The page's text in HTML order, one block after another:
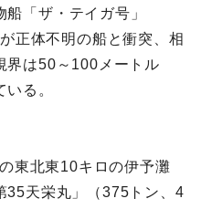
「ザ・テイガ号」
正体不明の船と衝突、相
界は50～100メートル
る。
東北東10キロの伊予灘
35天栄丸」（375トン、4